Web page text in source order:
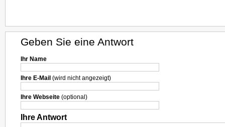
Geben Sie eine Antwort
Ihr Name
Ihre E-Mail (wird nicht angezeigt)
Ihre Webseite (optional)
Ihre Antwort